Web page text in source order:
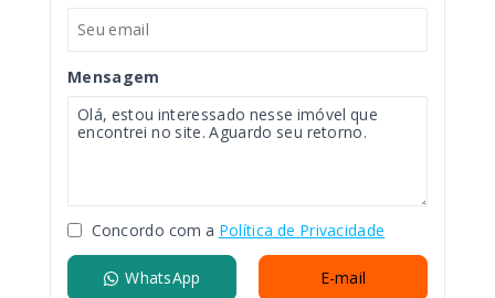
Mensagem
Concordo com a Política de Privacidade
WhatsApp E-mail